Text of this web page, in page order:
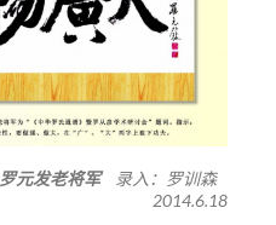
罗元发老将军录入：罗训森
2014.6.18